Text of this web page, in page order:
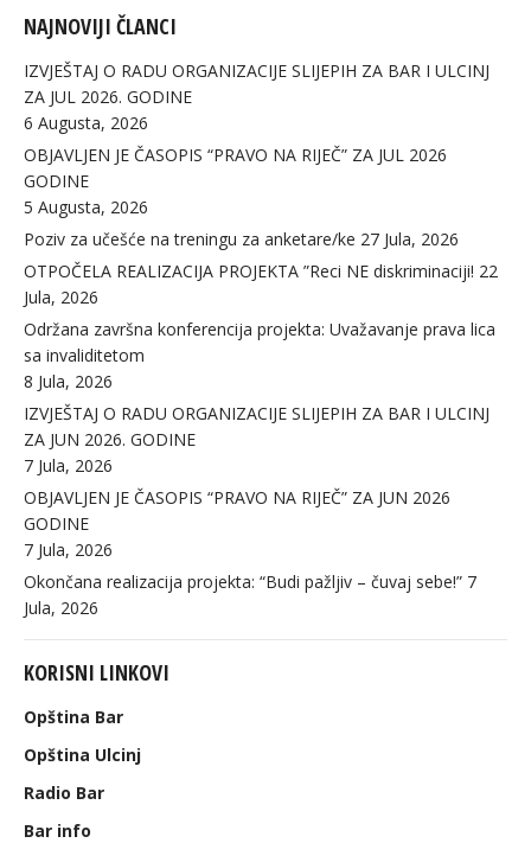
NAJNOVIJI ČLANCI
IZVJEŠTAJ O RADU ORGANIZACIJE SLIJEPIH ZA BAR I ULCINJ
ZA JUL 2026. GODINE
6 Augusta, 2026
OBJAVLJEN JE ČASOPIS “PRAVO NA RIJEČ” ZA JUL 2026
GODINE
5 Augusta, 2026
Poziv za učešće na treningu za anketare/ke 27 Jula, 2026
OTPOČELA REALIZACIJA PROJEKTA ”Reci NE diskriminaciji! 22
Jula, 2026
Održana završna konferencija projekta: Uvažavanje prava lica
sa invaliditetom
8 Jula, 2026
IZVJEŠTAJ O RADU ORGANIZACIJE SLIJEPIH ZA BAR I ULCINJ
ZA JUN 2026. GODINE
7 Jula, 2026
OBJAVLJEN JE ČASOPIS “PRAVO NA RIJEČ” ZA JUN 2026
GODINE
7 Jula, 2026
Okončana realizacija projekta: “Budi pažljiv – čuvaj sebe!” 7
Jula, 2026
KORISNI LINKOVI
Opština Bar
Opština Ulcinj
Radio Bar
Bar info